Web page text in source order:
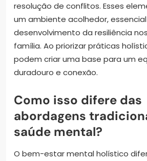
resolução de conflitos. Esses
um ambiente acolhedor,
desenvolvimento da resiliência
família. Ao priorizar práticas
podem criar uma base para um
duradouro e conexão.
Como isso difere das
abordagens
saúde mental?
O bem-estar mental holístico